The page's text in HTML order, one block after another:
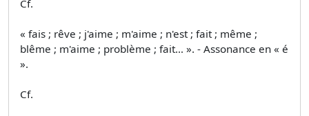
Cf.
« fais ; rêve ; j'aime ; m'aime ; n'est ; fait ; même ;
blême ; m'aime ; problème ; fait… ». - Assonance en « é
».
Cf.